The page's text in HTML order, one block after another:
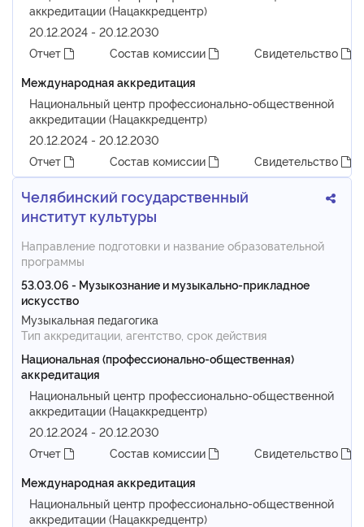
аккредитации (Нацаккредцентр)
20.12.2024 - 20.12.2030
Отчет
Состав комиссии
Свидетельство
Международная аккредитация
Национальный центр профессионально-общественной
аккредитации (Нацаккредцентр)
20.12.2024 - 20.12.2030
Отчет
Состав комиссии Свидетельство
Челябинский государственный
институт культуры
Направление подготовки и название образовательной
программы
53.03.06 - Музыкознание и музыкально-прикладное
искусство
Музыкальная педагогика
Тип аккредитации, агентство, срок действия
Национальная (профессионально-общественная)
аккредитация
Национальный центр профессионально-общественной
аккредитации (Нацаккредцентр)
20.12.2024 - 20.12.2030
Отчет
Состав комиссии
Свидетельство
Международная аккредитация
Национальный центр профессионально-общественной
аккредитации (Нацаккредцентр)